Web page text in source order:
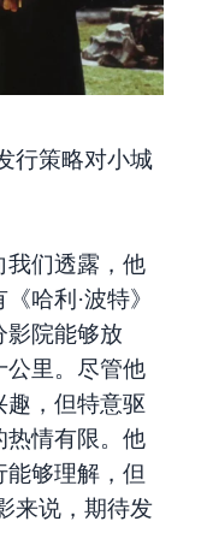
行策略对小城
我们透露，他
哈利·波特》
影院能够放
公里。尽管他
趣，但特意驱
热情有限。他
够理解，但
来说，期待发